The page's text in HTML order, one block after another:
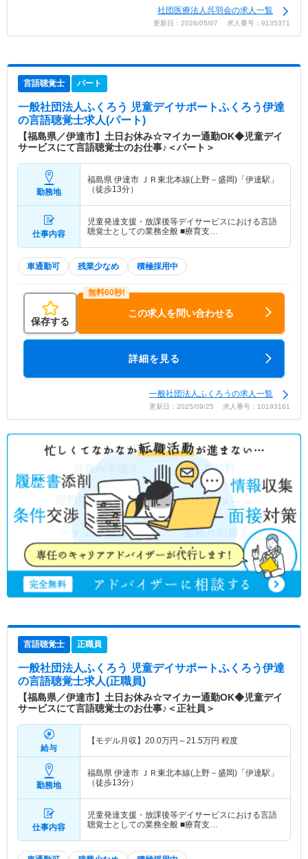
社団医療法人呉羽会の求人一覧
更新日：2026/05/07 求人番号：9135371
言語聴覚士 パート
一般社団法人ふくろう 児童デイサポートふくろう伊達
の言語聴覚士求人(パート)
【福島県／伊達市】土日お休み☆マイカー通勤OK◆児童デイ
サービスにて言語聴覚士のお仕事♪＜パート＞
勤務地
福島県 伊達市 ＪＲ東北本線(上野－盛岡)「伊達駅」
（徒歩13分）
仕事内容
児童発達支援・放課後等デイサービスにおける言語
聴覚士としての業務全般 ■療育支…
車通勤可 残業少なめ 積極採用中
保存する
この求人を問い合わせる
詳細を見る
一般社団法人ふくろうの求人一覧
更新日：2025/09/25 求人番号：10193161
言語聴覚士 正職員
一般社団法人ふくろう 児童デイサポートふくろう伊達
の言語聴覚士求人(正職員)
【福島県／伊達市】土日お休み☆マイカー通勤OK◆児童デイ
サービスにて言語聴覚士のお仕事♪＜正社員＞
給与
【モデル月収】 20.0万円～21.5万円 程度
勤務地
福島県 伊達市 ＪＲ東北本線(上野－盛岡)「伊達駅」
（徒歩13分）
仕事内容
児童発達支援・放課後等デイサービスにおける言語
聴覚士としての業務全般 ■療育支…